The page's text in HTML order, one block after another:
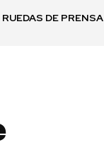
RUEDAS DE PRENSA